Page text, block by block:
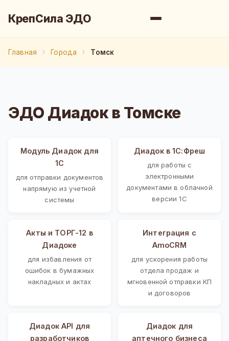
КрепСила ЭДО
Главная Города Томск
ЭДО Диадок в Томске
Модуль Диадок для
1С
для отправки документов
напрямую из учетной
системы
Диадок в 1С:Фреш
для работы с
электронными
документами в облачной
версии 1С
Акты и ТОРГ-12 в
Диадоке
для избавления от
ошибок в бумажных
накладных и актах
Интеграция с
AmoCRM
для ускорения работы
отдела продаж и
мгновенной отправки КП
и договоров
Диадок API для
разработчиков
Диадок для
аптечного бизнеса